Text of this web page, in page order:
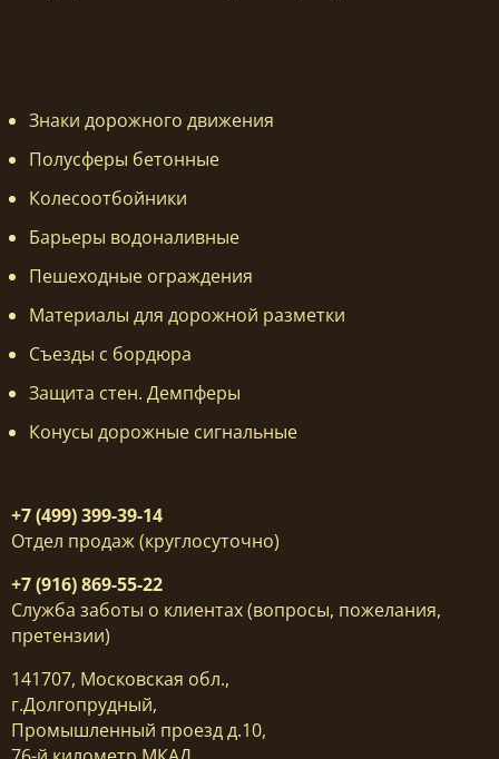
Знаки дорожного движения
Полусферы бетонные
Колесоотбойники
Барьеры водоналивные
Пешеходные ограждения
Материалы для дорожной разметки
Съезды с бордюра
Защита стен. Демпферы
Конусы дорожные сигнальные
+7 (499) 399-39-14
Отдел продаж (круглосуточно)
+7 (916) 869-55-22
Служба заботы о клиентах (вопросы, пожелания,
претензии)
141707, Московская обл.,
г.Долгопрудный,
Промышленный проезд д.10,